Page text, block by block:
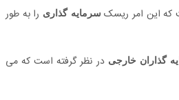
که این امر ریسک سرمایه گذاری را به طور
گذاران خارجی در نظر گرفته است که می